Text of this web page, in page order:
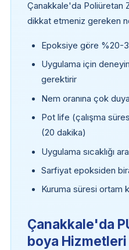
Çanakkale'da Poliüretan
dikkat etmeniz gereken
Epoksiye göre %20-
Uygulama için
gerektirir
Nem oranına çok
Pot life (çalışma
(20 dakika)
Uygulama sıcaklığı
Sarfiyat epoksiden
Kuruma süresi ortam
Çanakkale'da
boya Hizmetleri